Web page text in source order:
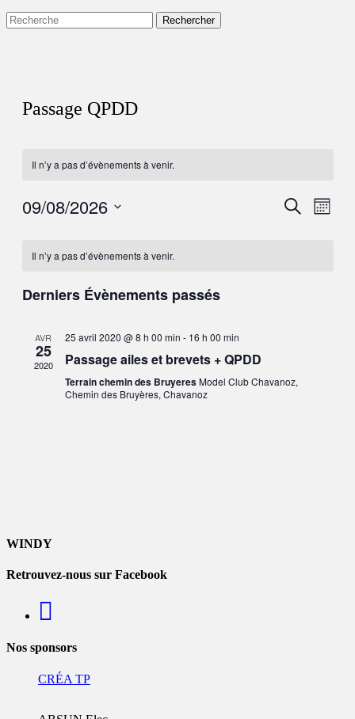
Recherche
Rechercher :
Passage QPDD
Il n’y a pas d’évènements à venir.
Recherche
de
Mois
09/08/2026
date.
de
Évènements
Il n’y a pas d’évènements à venir.
Derniers Évènements passés
AVR
25
2020
25 avril 2020 @ 8 h 00 min - 16 h 00 min
Passage ailes et brevets + QPDD
Terrain chemin des BruyeresModel Club Chavanoz,
Chemin des Bruyères, Chavanoz
WINDY
Retrouvez-nous sur Facebook
Nos sponsors
CRÉA TP